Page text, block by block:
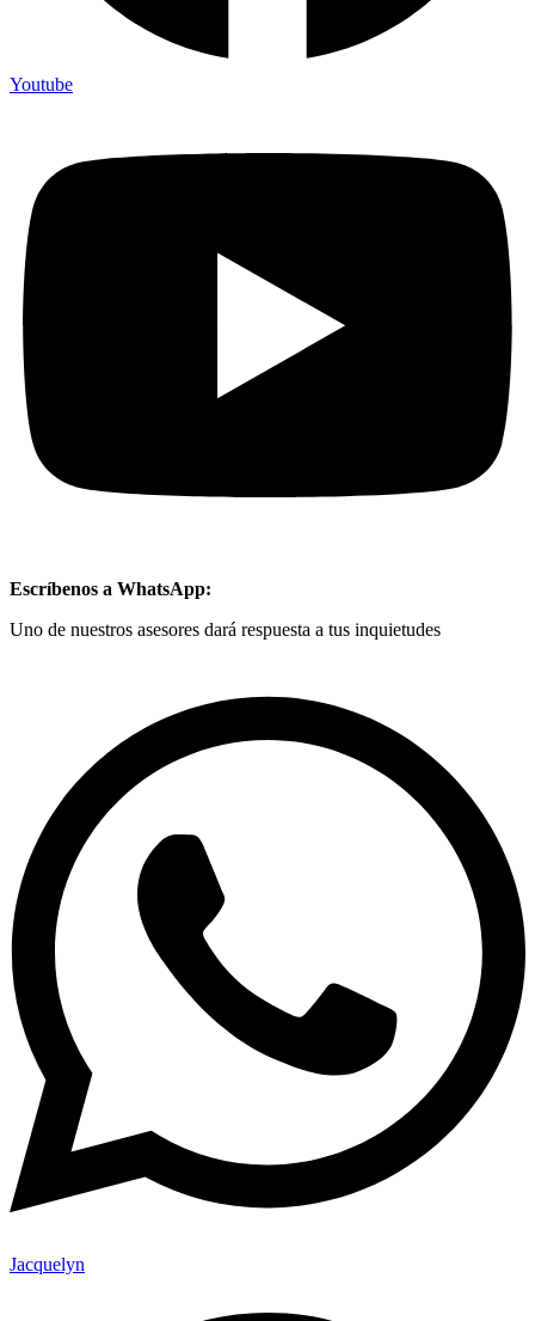
Youtube
Escríbenos a WhatsApp:
Uno de nuestros asesores dará respuesta a tus inquietudes
Jacquelyn